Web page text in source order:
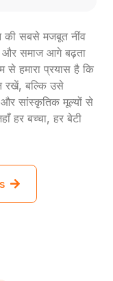
की सबसे मजबूत नींव
और समाज आगे बढ़ता
हमारा प्रयास है कि
रखें, बल्कि उसे
और सांस्कृतिक मूल्यों से
हर बच्चा, हर बेटी